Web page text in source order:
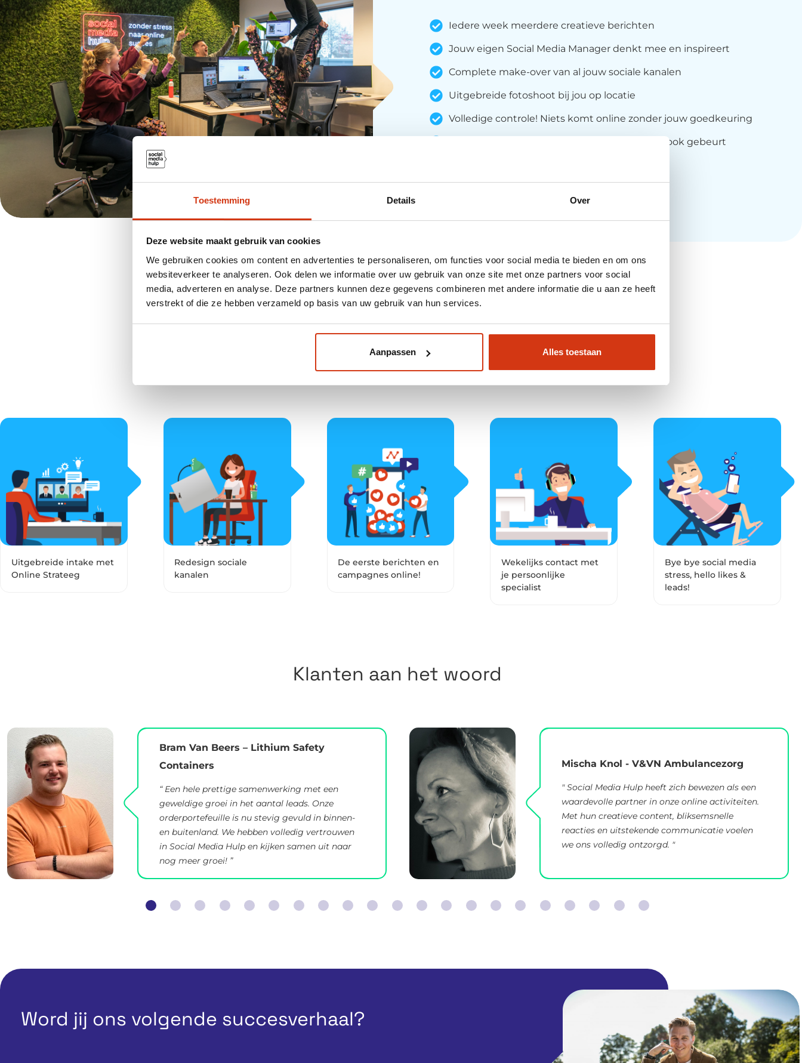
Toestemming Details Over
Deze website maakt gebruik van cookies
We gebruiken cookies om content en advertenties te personaliseren, om functies voor social media te bieden en om ons
websiteverkeer te analyseren. Ook delen we informatie over uw gebruik van onze site met onze partners voor social
media, adverteren en analyse. Deze partners kunnen deze gegevens combineren met andere informatie die u aan ze heeft
verstrekt of die ze hebben verzameld op basis van uw gebruik van hun services.
Aanpassen Alles toestaan
Iedere week meerdere creatieve berichten
Jouw eigen Social Media Manager denkt mee en inspireert
Complete make-over van al jouw sociale kanalen
Uitgebreide fotoshoot bij jou op locatie
Volledige controle! Niets komt online zonder jouw goedkeuring
Je betaalt een vast bedrag per maand, wat er ook gebeurt
Nu een offerte aanvragen
In 5 stappen naar online succes
Binnen 30 dagen al je social media kanalen en campagnes onder controle.
Uitgebreide intake met
Online Strateeg
Redesign sociale
kanalen
De eerste berichten en
campagnes online!
Wekelijks contact met
je persoonlijke
specialist
Bye bye social media
stress, hello likes &
leads!
Klanten aan het woord
Bram Van Beers – Lithium Safety
Containers
“ Een hele prettige samenwerking met een
geweldige groei in het aantal leads. Onze
orderportefeuille is nu stevig gevuld in binnen-
en buitenland. We hebben volledig vertrouwen
in Social Media Hulp en kijken samen uit naar
nog meer groei! ”
Mischa Knol - V&VN Ambulancezorg
" Social Media Hulp heeft zich bewezen als een
waardevolle partner in onze online activiteiten.
Met hun creatieve content, bliksemsnelle
reacties en uitstekende communicatie voelen
we ons volledig ontzorgd. "
Word jij ons volgende succesverhaal?